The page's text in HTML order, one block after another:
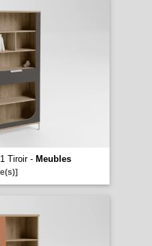
Tiroir - Meubles